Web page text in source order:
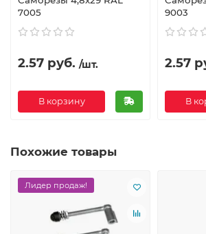
7005
2.57 руб. /шт.
В корзину
9003
2.57
В
Похожие товары
Лидер продаж!